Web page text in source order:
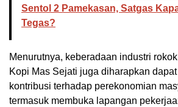
Sentol 2 Pamekasan, Satgas
Tegas?
Menurutnya, keberadaan industri
Kopi Mas Sejati juga diharapkan
kontribusi terhadap perekonomian
termasuk membuka lapangan